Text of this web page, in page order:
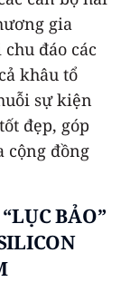
gia
đáo các
khâu tổ
sự kiện
đẹp, góp
cộng đồng
BẢO”